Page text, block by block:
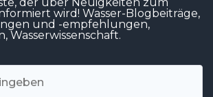
wird! Wasser-Blogbeiträge,
und -empfehlungen,
Wasserwissenschaft.